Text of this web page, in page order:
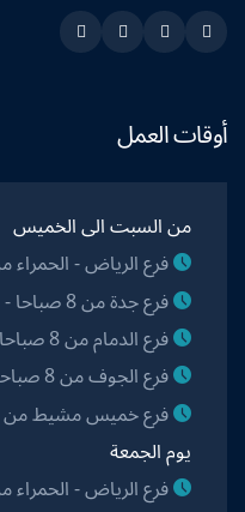
Snapchat
Twitter
Linkedin
Instagram
أوقات العمل
من السبت الى الخميس
فرع الرياض - الحمراء من 8 صباحا - 11 مساءا
فرع جدة من 8 صباحا - 11 مساءا
فرع الدمام من 8 صباحا - 10 مساءا
فرع الجوف من 8 صباحا - 9 مساءا
فرع خميس مشيط من 8 صباحا - 10 مساءا
يوم الجمعة
فرع الرياض - الحمراء من 2 مساءا - 11 مساءا